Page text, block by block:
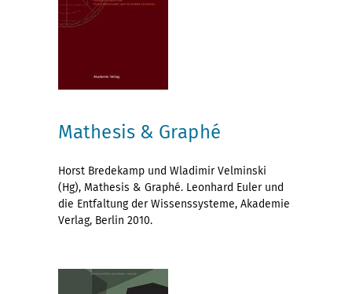
Mathesis & Graphé
Horst Bredekamp und Wladimir Velminski
(Hg), Mathesis & Graphé. Leonhard Euler und
die Entfaltung der Wissenssysteme, Akademie
Verlag, Berlin 2010.